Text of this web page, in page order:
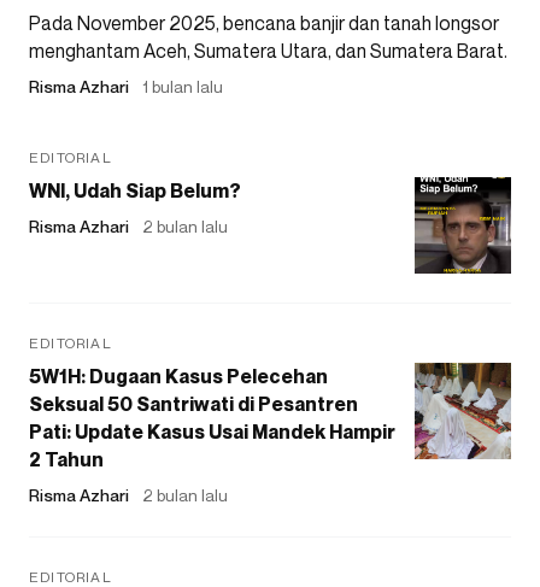
Pada November 2025, bencana banjir dan tanah longsor
menghantam Aceh, Sumatera Utara, dan Sumatera Barat.
Risma Azhari 1 bulan lalu
EDITORIAL
WNI, Udah Siap Belum?
Risma Azhari 2 bulan lalu
EDITORIAL
5W1H: Dugaan Kasus Pelecehan
Seksual 50 Santriwati di Pesantren
Pati: Update Kasus Usai Mandek Hampir
2 Tahun
Risma Azhari 2 bulan lalu
EDITORIAL